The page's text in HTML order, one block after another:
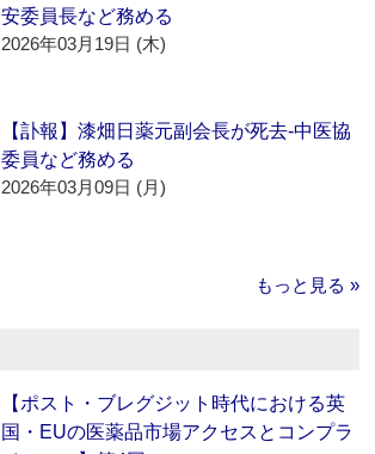
安委員長など務める
2026年03月19日 (木)
【訃報】漆畑日薬元副会長が死去‐中医協
委員など務める
2026年03月09日 (月)
もっと見る »
【ポスト・ブレグジット時代における英
国・EUの医薬品市場アクセスとコンプラ